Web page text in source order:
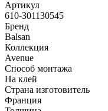
Артикул
610-301130545
Бренд
Balsan
Коллекция
Avenue
Способ монтажа
На клей
Страна изготовитель
Франция